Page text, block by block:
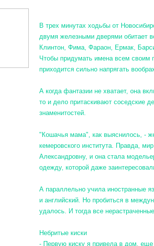
В трех минутах ходьбы от
двумя железными дверями обитает
Клинтон, Фима, Фараон, Ермак,
Чтобы придумать имена всем своим
приходится сильно напрягать
А когда фантазии не хватает, она
то и дело притаскивают соседские
знаменитостей.
"Кошачья мама", как выяснилось, -
кемеровского института. Правда,
Александровну, и она стала
одежду, которой даже
А параллельно учила иностранные
и английский. Но пробиться в
удалось. И тогда все
Небритые киски
- Первую киску я привела в дом,